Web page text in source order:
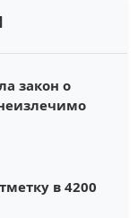
закон о
в 4200